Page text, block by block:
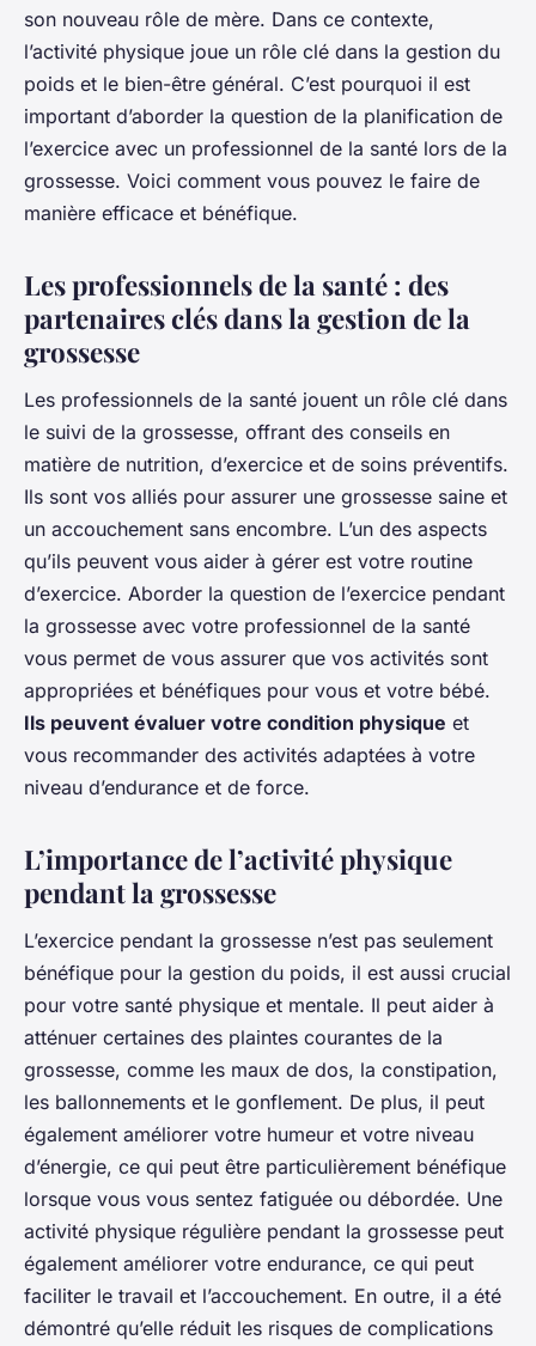
son nouveau rôle de mère. Dans ce contexte,
l’activité physique joue un rôle clé dans la gestion du
poids et le bien-être général. C’est pourquoi il est
important d’aborder la question de la planification de
l’exercice avec un professionnel de la santé lors de la
grossesse. Voici comment vous pouvez le faire de
manière efficace et bénéfique.
Les professionnels de la santé : des
partenaires clés dans la gestion de la
grossesse
Les professionnels de la santé jouent un rôle clé dans
le suivi de la grossesse, offrant des conseils en
matière de nutrition, d’exercice et de soins préventifs.
Ils sont vos alliés pour assurer une grossesse saine et
un accouchement sans encombre. L’un des aspects
qu’ils peuvent vous aider à gérer est votre routine
d’exercice. Aborder la question de l’exercice pendant
la grossesse avec votre professionnel de la santé
vous permet de vous assurer que vos activités sont
appropriées et bénéfiques pour vous et votre bébé.
Ils peuvent évaluer votre condition physique et
vous recommander des activités adaptées à votre
niveau d’endurance et de force.
L’importance de l’activité physique
pendant la grossesse
L’exercice pendant la grossesse n’est pas seulement
bénéfique pour la gestion du poids, il est aussi crucial
pour votre santé physique et mentale. Il peut aider à
atténuer certaines des plaintes courantes de la
grossesse, comme les maux de dos, la constipation,
les ballonnements et le gonflement. De plus, il peut
également améliorer votre humeur et votre niveau
d’énergie, ce qui peut être particulièrement bénéfique
lorsque vous vous sentez fatiguée ou débordée. Une
activité physique régulière pendant la grossesse peut
également améliorer votre endurance, ce qui peut
faciliter le travail et l’accouchement. En outre, il a été
démontré qu’elle réduit les risques de complications